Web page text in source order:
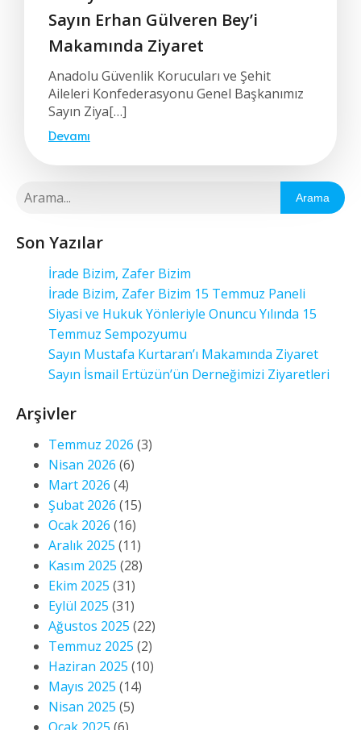
Sayın Erhan Gülveren Bey’i
Makamında Ziyaret
Anadolu Güvenlik Korucuları ve Şehit
Aileleri Konfederasyonu Genel Başkanımız
Sayın Ziya[…]
Devamı
Arama
Son Yazılar
İrade Bizim, Zafer Bizim
İrade Bizim, Zafer Bizim 15 Temmuz Paneli
Siyasi ve Hukuk Yönleriyle Onuncu Yılında 15
Temmuz Sempozyumu
Sayın Mustafa Kurtaran’ı Makamında Ziyaret
Sayın İsmail Ertüzün’ün Derneğimizi Ziyaretleri
Arşivler
Temmuz 2026 (3)
Nisan 2026 (6)
Mart 2026 (4)
Şubat 2026 (15)
Ocak 2026 (16)
Aralık 2025 (11)
Kasım 2025 (28)
Ekim 2025 (31)
Eylül 2025 (31)
Ağustos 2025 (22)
Temmuz 2025 (2)
Haziran 2025 (10)
Mayıs 2025 (14)
Nisan 2025 (5)